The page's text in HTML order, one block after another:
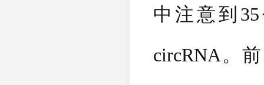
中注意到 35
circRNA。前